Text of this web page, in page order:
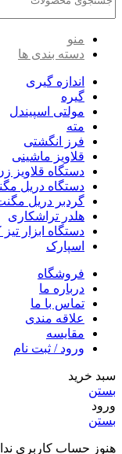
منو
دسته بندی ها
اندازه گیری
گیره
مولتی اسپیندل
مته
فرز انگشتی
قلاویز ماشینی
دستگاه قلاویز
دستگاه دریل
گردبر دریل
هلدر تراشکاری
دستگاه ابزار
اسپارک
فروشگاه
درباره ما
تماس با ما
علاقه مندی
مقایسه
ورود / ثبت نام
سبد خرید
بستن
ورود
بستن
هنوز حساب کاربری